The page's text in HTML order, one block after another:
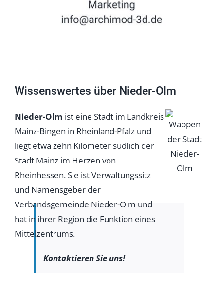
Wissenswertes über Nieder-Olm
Nieder-Olm ist eine Stadt im Landkreis
Mainz-Bingen in Rheinland-Pfalz und
liegt etwa zehn Kilometer südlich der
Stadt Mainz im Herzen von
Rheinhessen. Sie ist Verwaltungssitz
und Namensgeber der
Verbandsgemeinde Nieder-Olm und
hat in ihrer Region die Funktion eines
Mittelzentrums.
Kontaktieren Sie uns!